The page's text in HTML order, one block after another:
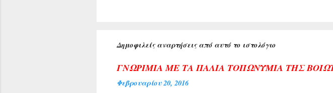
Δημοφιλείς αναρτήσεις από αυτό το ιστολόγιο
ΓΝΩΡΙΜΙΑ ΜΕ ΤΑ ΠΑΛΙΑ ΤΟΠΩΝΥΜΙΑ ΤΗΣ
Φεβρουαρίου 20, 2016